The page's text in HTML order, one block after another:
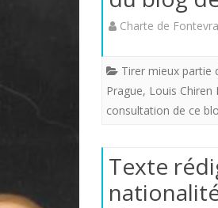
Charte de
Tirer mieux partie
Prague, Louis
consultation de ce
Texte